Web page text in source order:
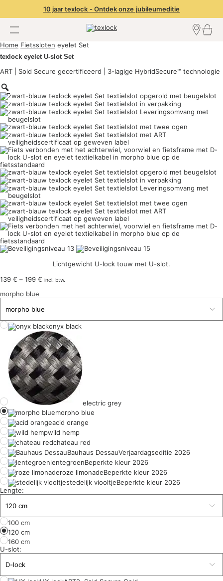
10 jaar texlock - Ontdek onze jubileumeditie
Dealer worden
Home Fietssloten eyelet Set
texlock eyelet U-slot Set
ART | Sold Secure gecertificeerd | 3-lagige HybridSecure™ technologie
Lichtgewicht U-lock touw met U-slot.
139 € – 199 € Prijsklasse:
tot
incl. btw.
morpho blue
onyx black
electric grey
morpho blue
acid orange
wild hemp
chateau red
Bauhaus DessauVerjaardagseditie 2026
lentegroenBeperkte kleur 2026
roze limonadeBeperkte kleur 2026
stedelijk viooltjeBeperkte kleur 2026
Lengte:
100 cm
120 cm
160 cm
U-slot: